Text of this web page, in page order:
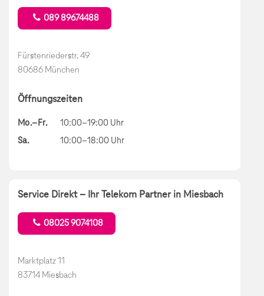
089 89674488
Fürstenriederstr. 49
80686 München
Öffnungszeiten
Mo.–Fr.
10:00–19:00 Uhr
Sa.
10:00–18:00 Uhr
Service Direkt – Ihr Telekom Partner in Miesbach
08025 9074108
Marktplatz 11
83714 Miesbach